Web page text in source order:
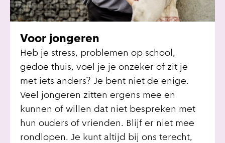
Voor jongeren
Heb je stress, problemen op school,
gedoe thuis, voel je je onzeker of zit je
met iets anders? Je bent niet de enige.
Veel jongeren zitten ergens mee en
kunnen of willen dat niet bespreken met
hun ouders of vrienden. Blijf er niet mee
rondlopen. Je kunt altijd bij ons terecht,